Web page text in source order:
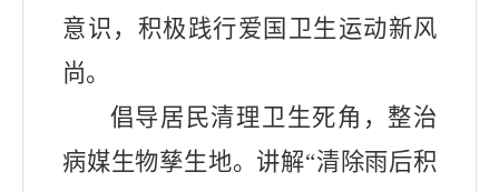
意识，积极践行爱国卫生运动新风
尚。
倡导居民清理卫生死角，整治
病媒生物孳生地。 讲解“清除雨后积